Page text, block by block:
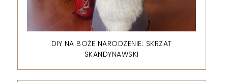
DIY NA BOŻE NARODZENIE: SKRZAT
SKANDYNAWSKI